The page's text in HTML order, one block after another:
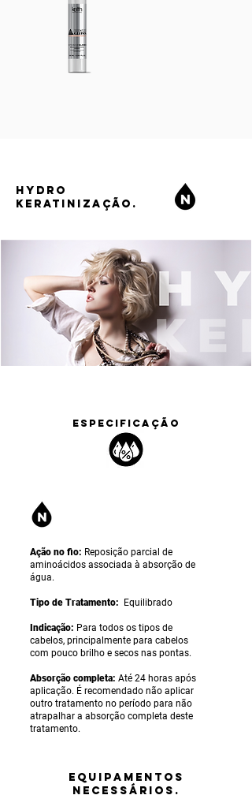
HYDRO
KERATINIZAÇÃO.
ESPECIFICAÇÃO
Ação no fio: Reposição parcial de
aminoácidos associada à absorção de
água.
Tipo de Tratamento: Equilibrado
Indicação: Para todos os tipos de
cabelos, principalmente para cabelos
com pouco brilho e secos nas pontas.
Absorção completa: Até 24 horas após
aplicação. É recomendado não aplicar
outro tratamento no período para não
atrapalhar a absorção completa deste
tratamento.
equipamentos
NECESSÁRIOS.